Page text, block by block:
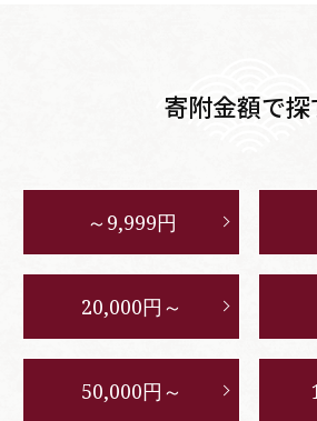
寄附金額で探
～9,999円
20,000円～
50,000円～